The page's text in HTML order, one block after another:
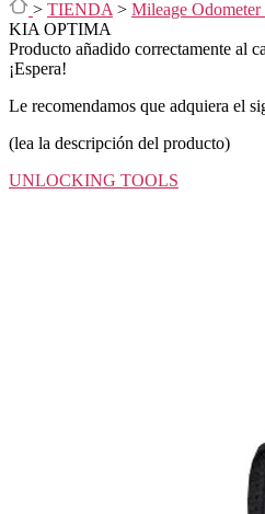
> TIENDA > Mileage
KIA OPTIMA
Producto añadido correctamente al
¡Espera!
Le recomendamos que adquiera el
(lea la descripción del producto)
UNLOCKING TOOLS